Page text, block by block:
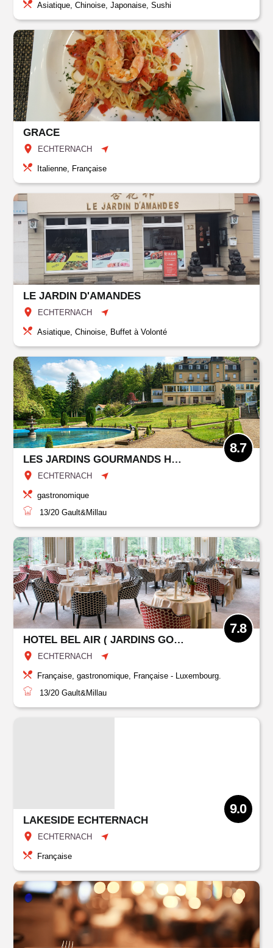
Asiatique, Chinoise, Japonaise, Sushi
GRACE
ECHTERNACH
Italienne, Française
LE JARDIN D'AMANDES
ECHTERNACH
Asiatique, Chinoise, Buffet à Volonté
LES JARDINS GOURMANDS HOTEL BELAIR
ECHTERNACH
8.7
gastronomique
13/20 Gault&Millau
HOTEL BEL AIR ( JARDINS GOURMANDS + BRASSERIE )
ECHTERNACH
7.8
Française, gastronomique, Française - Luxembourg.
13/20 Gault&Millau
LAKESIDE ECHTERNACH
ECHTERNACH
9.0
Française